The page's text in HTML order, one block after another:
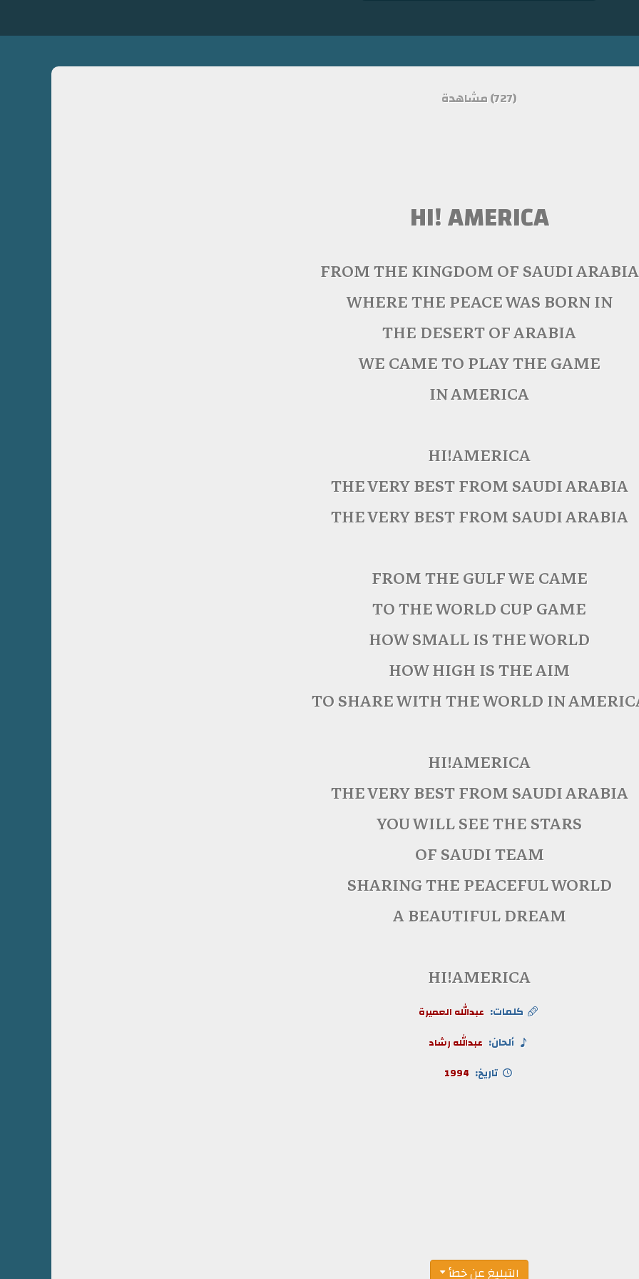
(727) مشاهدة
HI! AMERICA
FROM THE KINGDOM OF SAUDI ARABIA
WHERE THE PEACE WAS BORN IN
THE DESERT OF ARABIA
WE CAME TO PLAY THE GAME
IN AMERICA
HI!AMERICA
THE VERY BEST FROM SAUDI ARABIA
THE VERY BEST FROM SAUDI ARABIA
FROM THE GULF WE CAME
TO THE WORLD CUP GAME
HOW SMALL IS THE WORLD
HOW HIGH IS THE AIM
TO SHARE WITH THE WORLD IN
HI!AMERICA
THE VERY BEST FROM SAUDI ARABIA
YOU WILL SEE THE STARS
OF SAUDI TEAM
SHARING THE PEACEFUL WORLD
A BEAUTIFUL DREAM
HI!AMERICA
كلمات: عبدالله العميرة
ألحان: عبدالله رشاد
تاريخ: 1994
التبليغ عن خطأ